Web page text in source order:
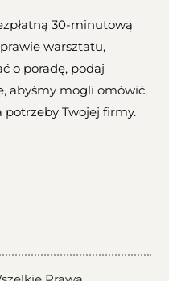
30-minutową
warsztatu,
o poradę, podaj
abyśmy mogli omówić,
Twojej firmy.